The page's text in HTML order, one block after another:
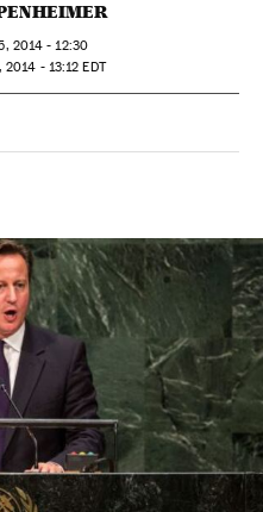
2014 - 12:30
2014 - 13:12 EDT
Sociales